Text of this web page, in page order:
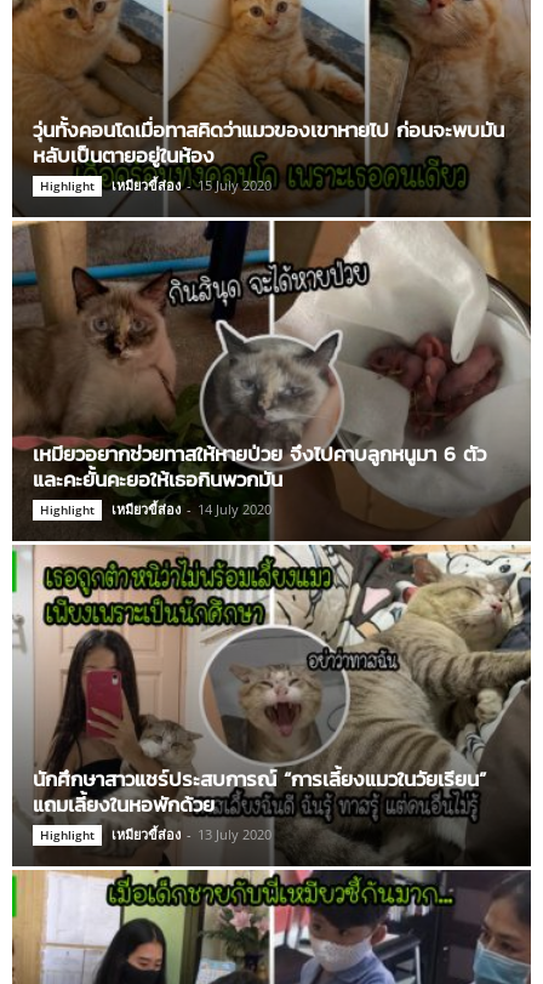
วุ่นทั้งคอนโดเมื่อทาสคิดว่าแมวของเขาหายไป ก่อนจะพบมัน
หลับเป็นตายอยู่ในห้อง
Highlight เหมียวขี้ส่อง - 15 July 2020
เหมียวอยากช่วยทาสให้หายป่วย จึงไปคาบลูกหนูมา 6 ตัว
และคะยั้นคะยอให้เธอกินพวกมัน
Highlight เหมียวขี้ส่อง - 14 July 2020
นักศึกษาสาวแชร์ประสบการณ์ “การเลี้ยงแมวในวัยเรียน”
แถมเลี้ยงในหอพักด้วย
Highlight เหมียวขี้ส่อง - 13 July 2020